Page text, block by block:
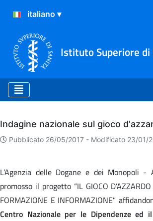
Istituto Superiore di
Archivio
Indagine nazionale sul gioco
Pubblicato 26/05/2017 - Modificato 23/01/
L’Agenzia delle Dogane e dei Monopoli
promosso il progetto “IL GIOCO
FORMAZIONE E INFORMAZIONE”
Centro Nazionale per le Dipendenze ed